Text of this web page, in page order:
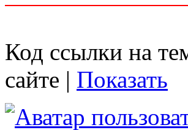
Код ссылки на
сайте | Показать